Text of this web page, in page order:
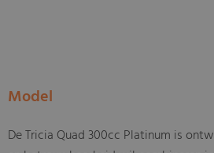
Model
De Tricia Quad 300cc Platinum is